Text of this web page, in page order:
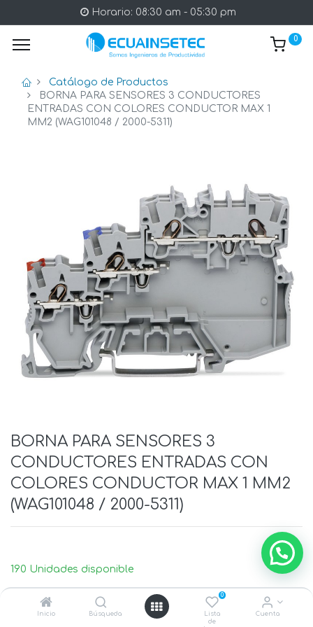
Inicio Búsqueda
0
Lista
de
Cuenta
Horario: 08:30 am - 05:30 pm
0
Catálogo de Productos
BORNA PARA SENSORES 3 CONDUCTORES
ENTRADAS CON COLORES CONDUCTOR MAX 1
MM2 (WAG101048 / 2000-5311)
BORNA PARA SENSORES 3
CONDUCTORES ENTRADAS CON
COLORES CONDUCTOR MAX 1 MM2
(WAG101048 / 2000-5311)
190 Unidades disponible